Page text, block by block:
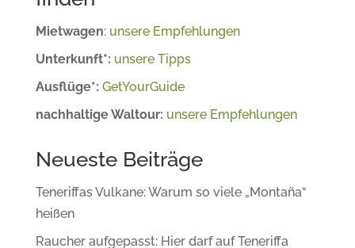
Mietwagen: unsere Empfehlungen
Unterkunft*: unsere Tipps
Ausflüge*: GetYourGuide
nachhaltige Waltour: unsere Empfehlungen
Neueste Beiträge
Teneriffas Vulkane: Warum so viele „Montaña“
heißen
Raucher aufgepasst: Hier darf auf Teneriffa